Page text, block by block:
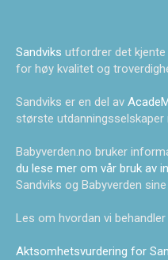
Sandviks utfordrer det kjente
for høy kvalitet og
Sandviks er en del av
største utdanningsselskaper
Babyverden.no bruker
du lese mer om vår bruk av
Sandviks og Babyverden
Les om hvordan vi behandler
Aktsomhetsvurdering for